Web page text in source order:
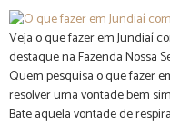
Veja o que fazer em Jundiaí
destaque na Fazenda Nossa
Quem pesquisa o que fazer
resolver uma vontade bem
Bate aquela vontade de